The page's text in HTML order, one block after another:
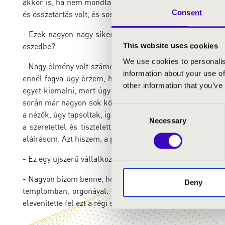
Consent
This website uses cookies
We use cookies to
information about your use
other information that
Necessary
Deny
és összetartás volt, és sosem éreztem a turné alatt egy
- Ezek nagyon nagy sikerű koncertek voltak, nagyon
eszedbe?
- Nagy élmény volt számomra az, hogy úgy éreztem, és
ennél fogva úgy érzem, hogy nagyon jó érzés volt az
egyet kiemelni, mert úgy érzem, hogy nagyon jól
során már nagyon sok közönségreakcióval
a nézők, úgy tapsoltak, igazi ünnep lett mindegyik
a szeretettel és tisztelettel vettek körül.
aláírásom. Azt hiszem, a pályám legcsodálatosabb
- Ez egy újszerű vállalkozás volt, hiszen José Cura még
- Nagyon bízom benne, hogy igen, és még
templomban, orgonával. Fiatalkorában, még
elevenítette fel ezt a régi szokását.